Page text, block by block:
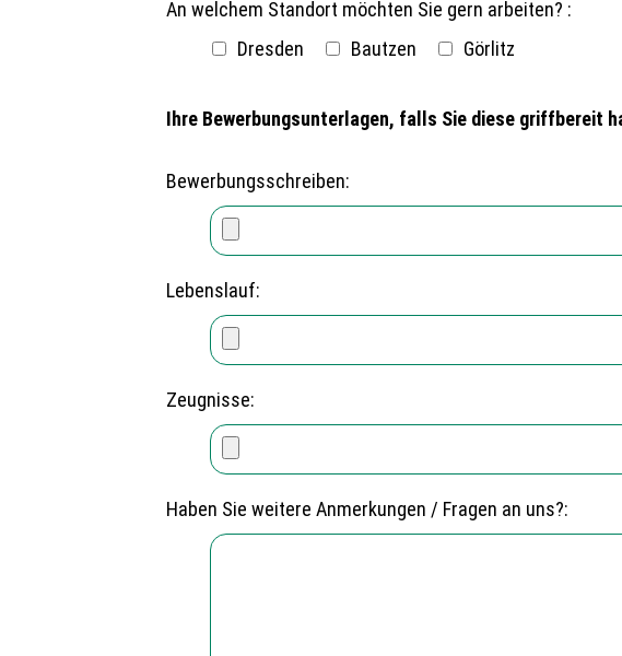
An welchem Standort möchten Sie gern arbeiten? :
Dresden
Bautzen Görlitz
Ihre Bewerbungsunterlagen, falls Sie diese griffbereit
Bewerbungsschreiben:
Lebenslauf:
Zeugnisse:
Haben Sie weitere Anmerkungen / Fragen an uns?: